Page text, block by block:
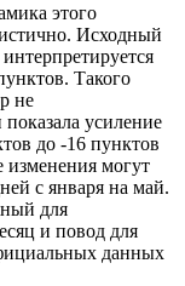
этого
Исходный
Такого
не
усиление
до -16 пунктов
изменения могут
с января на май.
для
и повод для
данных